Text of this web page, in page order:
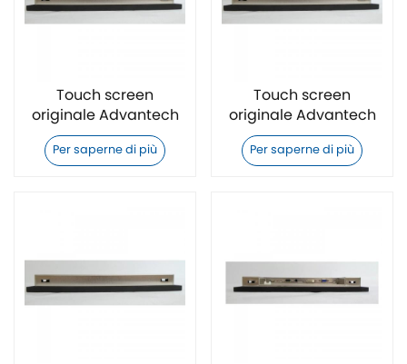
Touch screen
originale Advantech
TPC-315-RJ22A
Per saperne di più
Touch screen
originale Advantech
TPC-324W-P873B
Per saperne di più